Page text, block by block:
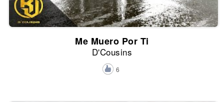
Me Muero Por Ti
D'Cousins
6